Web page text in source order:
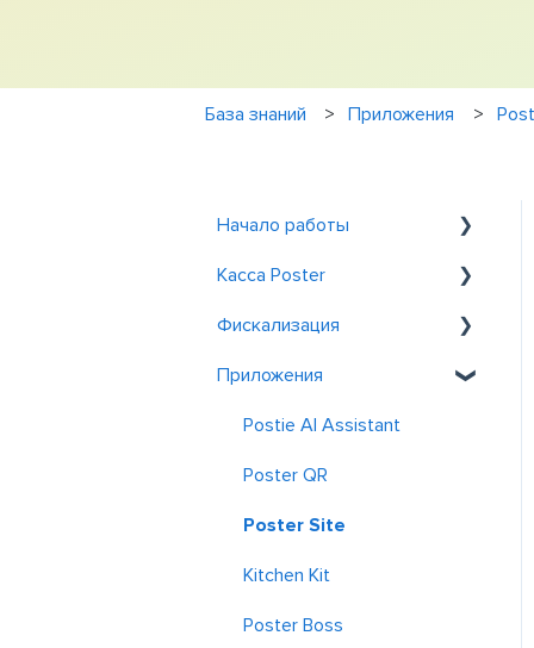
База знаний Приложения
Начало работы
Знакомство с Poster
Регистрация и вход
Касса Poster
Общие
Обслуживание у столиков
Заказ
Скидки и акции
Отчеты
Фискализация
Фискализация в
Узбекистане
Приложения
Postie AI Assistant
Poster QR
Poster Site
Kitchen Kit
Poster Boss